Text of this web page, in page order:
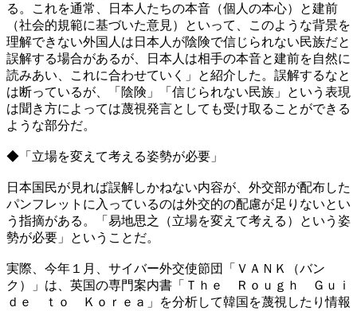
る。これを通常、日本人たちの本音（個人の本心）と建前
（社会的規範に基づいた意見）といって、このような背景を
理解できない外国人は日本人が陰険で信じられない民族だと
誤解する場合があるが、日本人は相手の本音と建前を自然に
読みあい、これに合わせていく」と紹介した。誤解するなと
は断っているが、「陰険」「信じられない民族」という表現
は聞き方によっては蔑視発言としても受け取ることができる
ような部分だ。
◆「立場を変えて考える姿勢が必要」
日本国民が見れば誤解しかねない内容が、外交部が配布した
パンフレットに入っているのは外交的の配慮が足りないとい
う指摘がある。「易地思之（立場を変えて考える）という姿
勢が必要」ということだ。
実際、今年１月、サイバー外交使節団「ＶＡＮＫ（バン
ク）」は、英国の専門案内書「Ｔｈｅ Ｒｏｕｇｈ Ｇｕｉ
ｄｅ ｔｏ Ｋｏｒｅａ」を分析して韓国を蔑視したり情報